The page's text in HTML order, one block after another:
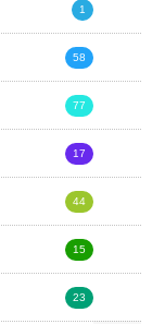
1
58
77
17
44
15
23